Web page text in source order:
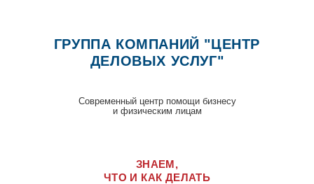
ГРУППА КОМПАНИЙ "ЦЕНТР
ДЕЛОВЫХ УСЛУГ"
Современный центр помощи бизнесу
и физическим лицам
ЗНАЕМ,
ЧТО И КАК ДЕЛАТЬ